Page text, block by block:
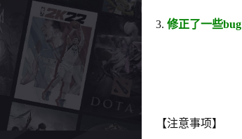
3. 修正了一些bug
【注意事项】